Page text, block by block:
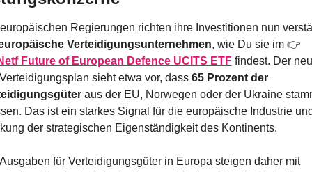
Regierungen richten ihre Investitionen nun
Verteidigungsunternehmen
Future of European Defence UCITS ETF findest. Der
sieht etwa vor, dass 65 Prozent der
aus der EU, Norwegen oder der Ukraine
Das ist ein starkes Signal für die europäische Industrie
der strategischen Eigenständigkeit des Kontinents.
für Verteidigungsgüter in Europa steigen daher mit